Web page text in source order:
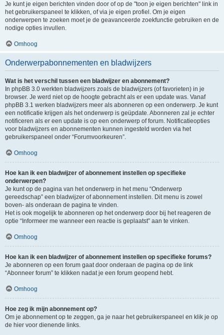
Je kunt je eigen berichten vinden door of op de "toon je eigen berichten" link in
het gebruikerspaneel te klikken, of via je eigen profiel. Om je eigen
onderwerpen te zoeken moet je de geavanceerde zoekfunctie gebruiken en de
nodige opties invullen.
Omhoog
Onderwerpabonnementen en bladwijzers
Wat is het verschil tussen een bladwijzer en abonnement?
In phpBB 3.0 werkten bladwijzers zoals de bladwijzers (of favorieten) in je
browser. Je werd niet op de hoogte gebracht als er een update was. Vanaf
phpBB 3.1 werken bladwijzers meer als abonneren op een onderwerp. Je kunt
een notificatie krijgen als het onderwerp is geüpdate. Abonneren zal je echter
notificeren als er een update is op een onderwerp of forum. Notificatieopties
voor bladwijzers en abonnementen kunnen ingesteld worden via het
gebruikerspaneel onder “Forumvoorkeuren”.
Omhoog
Hoe kan ik een bladwijzer of abonnement instellen op specifieke
onderwerpen?
Je kunt op de pagina van het onderwerp in het menu “Onderwerp
gereedschap” een bladwijzer of abonnement instellen. Dit menu is zowel
boven- als onderaan de pagina te vinden.
Het is ook mogelijk te abonneren op het onderwerp door bij het reageren de
optie “Informeer me wanneer een reactie is geplaatst” aan te vinken.
Omhoog
Hoe kan ik een bladwijzer of abonnement instellen op specifieke forums?
Je abonneren op een forum gaat door onderaan de pagina op de link
“Abonneer forum” te klikken nadat je een forum geopend hebt.
Omhoog
Hoe zeg ik mijn abonnement op?
Om je abonnement op te zeggen, ga je naar het gebruikerspaneel en klik je op
de hier voor dienende links.